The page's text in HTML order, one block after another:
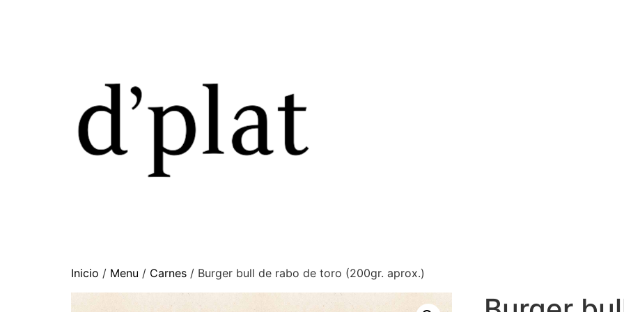
Inicio / Menu / Carnes / Burger bull de rabo de toro (200gr. aprox.)